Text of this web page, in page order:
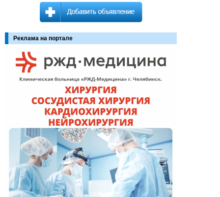
Реклама на портале